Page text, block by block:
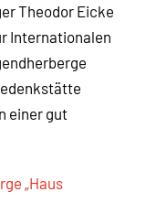
Theodor Eicke
Internationalen
einer gut
„Haus